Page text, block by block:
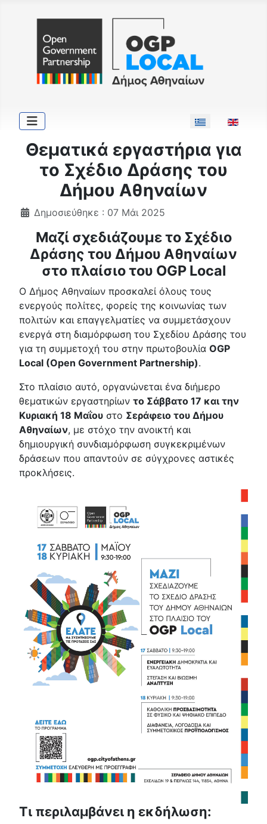
Επιλέξτε τη
Θεματικά εργαστήρια για
το Σχέδιο Δράσης του
Δήμου Αθηναίων
Δημοσιεύθηκε : 07 Μάι 2025
Μαζί σχεδιάζουμε το Σχέδιο
Δράσης του Δήμου Αθηναίων
στο πλαίσιο του OGP Local
Ο Δήμος Αθηναίων προσκαλεί όλους τους
ενεργούς πολίτες, φορείς της κοινωνίας των
πολιτών και επαγγελματίες να συμμετάσχουν
ενεργά στη διαμόρφωση του Σχεδίου Δράσης του
για τη συμμετοχή του στην πρωτοβουλία OGP
Local (Open Government Partnership).
Στο πλαίσιο αυτό, οργανώνεται ένα διήμερο
θεματικών εργαστηρίων το Σάββατο 17 και την
Κυριακή 18 Μαΐου στο Σεράφειο του Δήμου
Αθηναίων, με στόχο την ανοικτή και
δημιουργική συνδιαμόρφωση συγκεκριμένων
δράσεων που απαντούν σε σύγχρονες αστικές
προκλήσεις.
Τι περιλαμβάνει η εκδήλωση: